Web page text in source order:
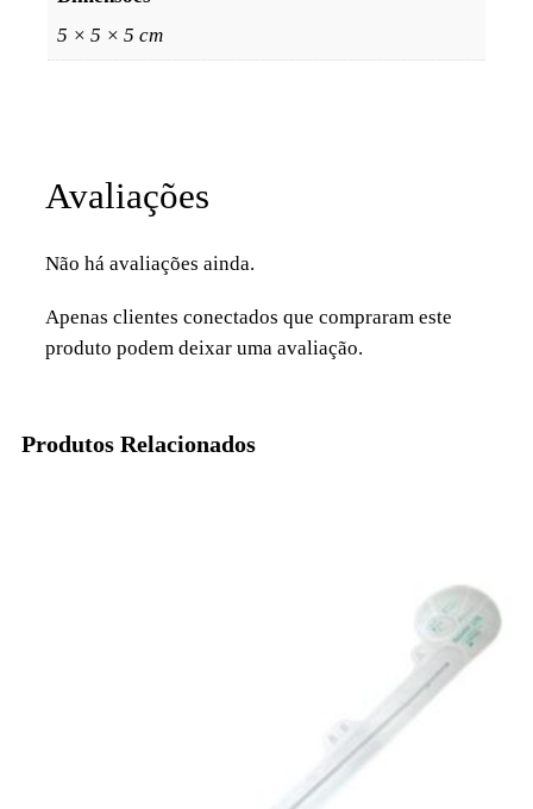
5 × 5 × 5 cm
Avaliações
Não há avaliações ainda.
Apenas clientes conectados que compraram este
produto podem deixar uma avaliação.
Produtos Relacionados